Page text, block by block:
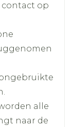
-
contact op
alle
naar de